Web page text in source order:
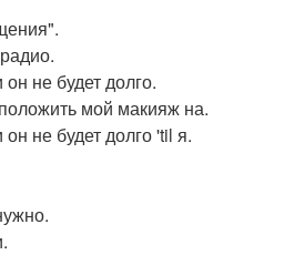
не будет долго.
мой макияж на.
не будет долго 'til я.